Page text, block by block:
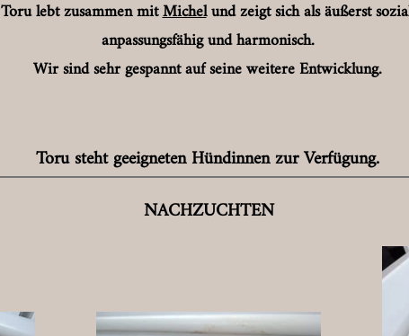
Toru lebt zusammen mitMichelund zeigt sich als äußerst
anpassungsfähig und harmonisch.
Wir sind sehr gespannt auf seine weitere Entwicklung.
Toru steht geeigneten Hündinnen zur Verfügung.
NACHZUCHTEN